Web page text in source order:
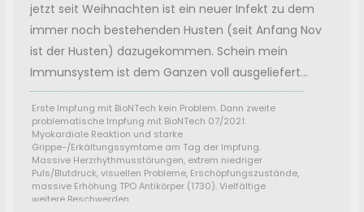
jetzt seit Weihnachten ist ein neuer Infekt zu dem
immer noch bestehenden Husten (seit Anfang Nov
ist der Husten) dazugekommen. Schein mein
Immunsystem ist dem Ganzen voll ausgeliefert...
Erste Impfung mit BioNTech kein Problem. Dann zweite
problematische Impfung mit BioNTech 07/2021.
Myokardiale Reaktion und starke
Grippe-/Erkältungssymtome am Tag der Impfung.
Massive Herzrhythmusstörungen, extrem niedriger
Puls/Blutdruck, visuellen Probleme, Erschöpfungszustände,
massive Erhöhung TPO Antikörper (1730). Vielfältige
weitere Beschwerden.